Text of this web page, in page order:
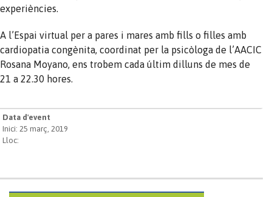
experiències.
A l’Espai virtual per a pares i mares amb fills o filles amb
cardiopatia congènita, coordinat per la psicòloga de l’AACIC
Rosana Moyano, ens trobem cada últim dilluns de mes de
21 a 22.30 hores.
Data d'event
Inici: 25 març, 2019
Lloc: